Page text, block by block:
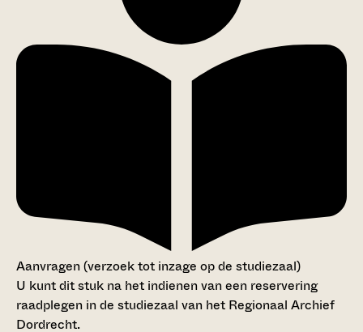
Aanvragen (verzoek tot inzage op de studiezaal)
U kunt dit stuk na het indienen van een reservering
raadplegen in de studiezaal van het Regionaal Archief
Dordrecht.